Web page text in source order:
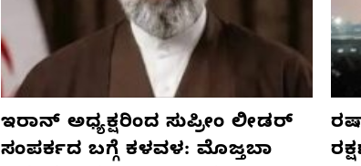
ಇರಾನ್ ಅಧ್ಯಕ್ಷರಿಂದ ಸುಪ್ರೀಂ ಲೀಡರ್
ಸಂಪರ್ಕದ ಬಗ್ಗೆ ಕಳವಳ: ಮೊಜ್ತಬಾ